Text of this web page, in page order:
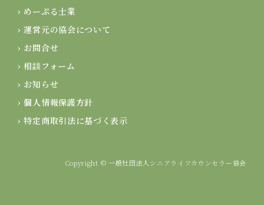
› めーぷる士業
› 運営元の協会について
› お問合せ
› 相談フォーム
› お知らせ
› 個人情報保護方針
› 特定商取引法に基づく表示
Copyright © 一般社団法人シニアライフカウンセラー協会